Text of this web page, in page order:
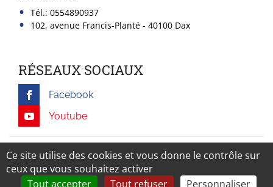
Tél.: 0554890937
102, avenue Francis-Planté - 40100 Dax
RÉSEAUX SOCIAUX
Facebook
Youtube
Mentions légales
Ce site utilise des cookies et vous donne le contrôle sur
ceux que vous souhaitez activer
Tout accepter
Tout refuser Personnaliser